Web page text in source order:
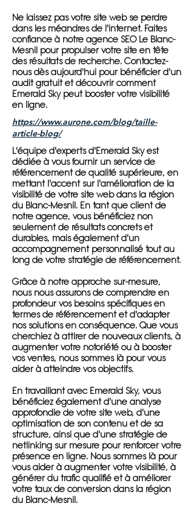
Ne laissez pas votre site web se perdre
dans les méandres de l'internet. Faites
confiance à notre agence SEO Le Blanc-
Mesnil pour propulser votre site en tête
des résultats de recherche. Contactez-
nous dès aujourd'hui pour bénéficier d'un
audit gratuit et découvrir comment
Emerald Sky peut booster votre visibilité
en ligne.
https://www.aurone.com/blog/taille-
article-blog/
L'équipe d'experts d'Emerald Sky est
dédiée à vous fournir un service de
référencement de qualité supérieure, en
mettant l'accent sur l'amélioration de la
visibilité de votre site web dans la région
du Blanc-Mesnil. En tant que client de
notre agence, vous bénéficiez non
seulement de résultats concrets et
durables, mais également d'un
accompagnement personnalisé tout au
long de votre stratégie de référencement.
Grâce à notre approche sur-mesure,
nous nous assurons de comprendre en
profondeur vos besoins spécifiques en
termes de référencement et d'adapter
nos solutions en conséquence. Que vous
cherchiez à attirer de nouveaux clients, à
augmenter votre notoriété ou à booster
vos ventes, nous sommes là pour vous
aider à atteindre vos objectifs.
En travaillant avec Emerald Sky, vous
bénéficiez également d'une analyse
approfondie de votre site web, d'une
optimisation de son contenu et de sa
structure, ainsi que d'une stratégie de
netlinking sur mesure pour renforcer votre
présence en ligne. Nous sommes là pour
vous aider à augmenter votre visibilité, à
générer du trafic qualifié et à améliorer
votre taux de conversion dans la région
du Blanc-Mesnil.